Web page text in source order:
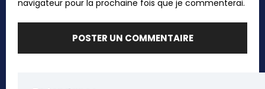
navigateur pour la prochaine fois que je commenterai.